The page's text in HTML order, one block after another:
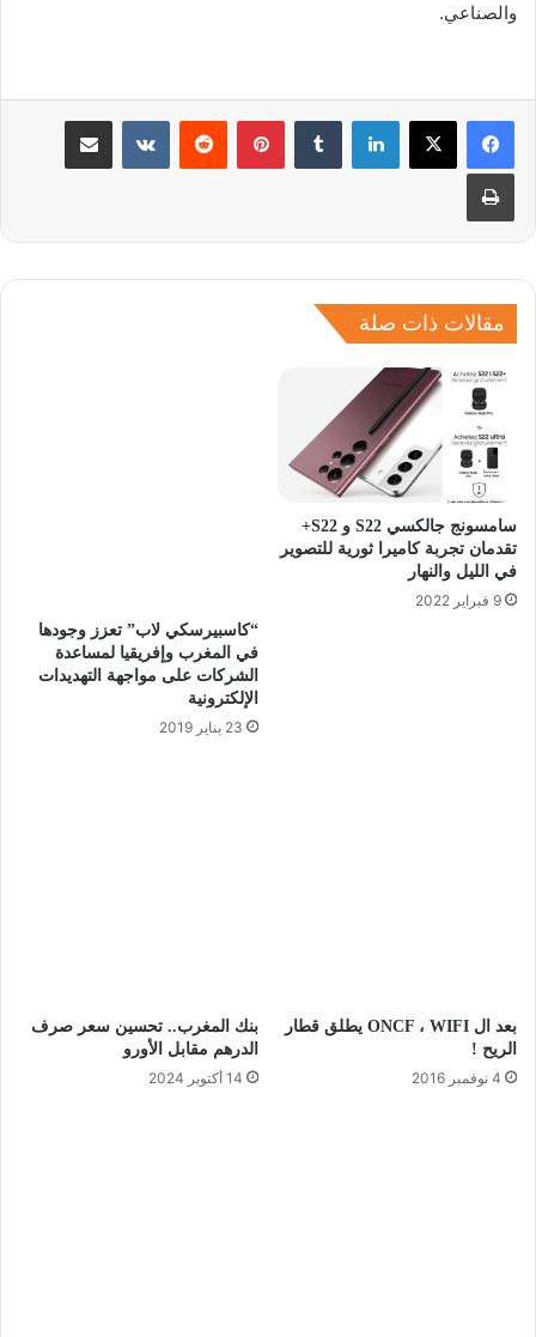
والصناعي.
لينكدإن بينتيريست مشاركة عبر البريد
طباعة
مقالات ذات صلة
سامسونج جالكسي S22 و S22+
تقدمان تجربة كاميرا ثورية للتصوير
في الليل والنهار
9 فبراير 2022
“كاسبيرسكي لاب” تعزز وجودها
في المغرب وإفريقيا لمساعدة
الشركات على مواجهة التهديدات
الإلكترونية
23 يناير 2019
بعد ال ONCF ، WIFI يطلق قطار
الريح !
4 نوفمبر 2016
بنك المغرب.. تحسين سعر صرف
الدرهم مقابل الأورو
14 أكتوبر 2024